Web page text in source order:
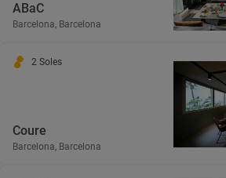
ABaC
Barcelona, Barcelona
2 Soles
Coure
Barcelona, Barcelona